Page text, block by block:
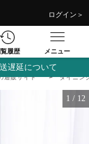
ログイン＞
覧履歴 メニュー
遅延について
通販サイト ダイニン
1 / 12